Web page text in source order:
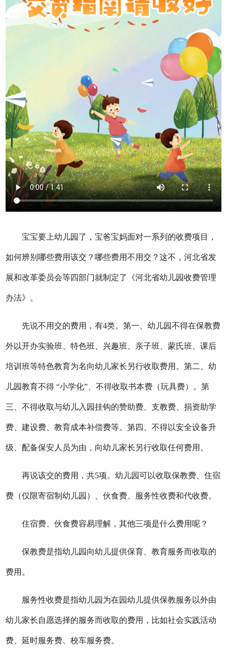
宝宝要上幼儿园了，宝爸宝妈面对一系列的收费项目，
如何辨别哪些费用该交？哪些费用不用交？这不，河北省发
展和改革委员会等四部门就制定了《河北省幼儿园收费管理
办法》。
先说不用交的费用，有4类。第一、幼儿园不得在保教费
外以开办实验班、特色班、兴趣班、亲子班、蒙氏班、课后
培训班等特色教育为名向幼儿家长另行收取费用。第二、幼
儿园教育不得 “小学化”、不得收取书本费（玩具费）。第
三、不得收取与幼儿入园挂钩的赞助费、支教费、捐资助学
费、建设费、教育成本补偿费等。第四、不得以安全设备升
级、配备保安人员为由，向幼儿家长另行收取任何费用。
再说该交的费用，共5项。幼儿园可以收取保教费、住宿
费（仅限寄宿制幼儿园）、伙食费、服务性收费和代收费。
住宿费、伙食费容易理解，其他三项是什么费用呢？
保教费是指幼儿园向幼儿提供保育、教育服务而收取的
费用。
服务性收费是指幼儿园为在园幼儿提供保教服务以外由
幼儿家长自愿选择的服务而收取的费用，比如社会实践活动
费、延时服务费、校车服务费。